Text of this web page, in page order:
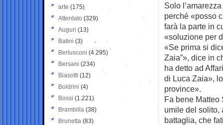
Solo
perché «posso
farà la parte in
«soluzione per
«Se prima si
Zaia”», dice in
ha detto ad
di Luca Zaia»,
province».
Fa bene Matteo
umile del solito,
battaglia, che
arte (175)
Attentato (329)
Auguri (13)
Batini (3)
Berlusconi (4.295)
Bersani (234)
Biasotti (12)
Boldrini (4)
Bossi (1.221)
Brambilla (38)
Brunetta (83)